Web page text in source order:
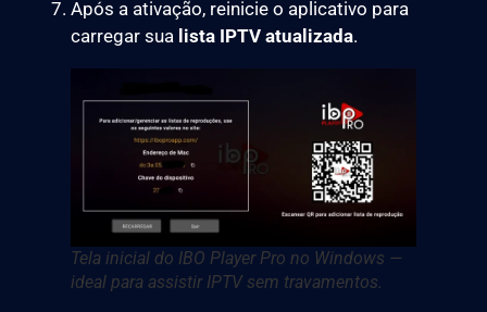
Após a ativação, reinicie o aplicativo para
carregar sua lista IPTV atualizada.
Tela inicial do IBO Player Pro no Windows —
ideal para assistir IPTV sem travamentos.